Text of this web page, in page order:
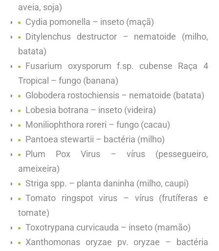
aveia, soja)
Cydia pomonella – inseto (maçã)
Ditylenchus destructor – nematoide (milho,
batata)
Fusarium oxysporum f.sp. cubense Raça 4
Tropical – fungo (banana)
Globodera rostochiensis – nematoide (batata)
Lobesia botrana – inseto (videira)
Moniliophthora roreri – fungo (cacau)
Pantoea stewartii – bactéria (milho)
Plum Pox Virus – vírus (pessegueiro,
ameixeira)
Striga spp. – planta daninha (milho, caupi)
Tomato ringspot virus – vírus (frutíferas e
tomate)
Toxotrypana curvicauda – inseto (mamão)
Xanthomonas oryzae pv. oryzae – bactéria